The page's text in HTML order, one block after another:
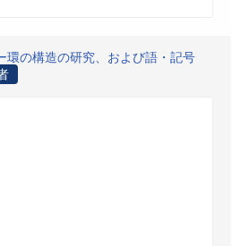
環の構造の研究、および語・記号